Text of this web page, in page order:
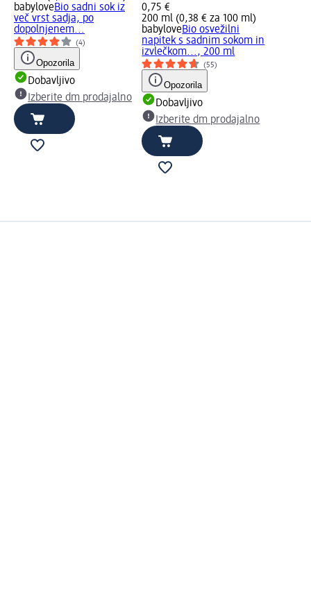
babyloveBio sadni sok iz
več vrst sadja, po
dopolnjenem...
(4)
Opozorila
Dobavljivo
Izberite dm prodajalno
0,75 €
200 ml (0,38 € za 100 ml)
babyloveBio osvežilni
napitek s sadnim sokom in
izvlečkom..., 200 ml
(55)
Opozorila
Dobavljivo
Izberite dm prodajalno